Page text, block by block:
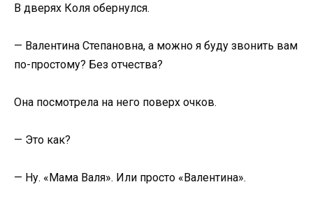
В дверях Коля обернулся.
— Валентина Степановна, а можно я буду звонить вам
по-простому? Без отчества?
Она посмотрела на него поверх очков.
— Это как?
— Ну. «Мама Валя». Или просто «Валентина».